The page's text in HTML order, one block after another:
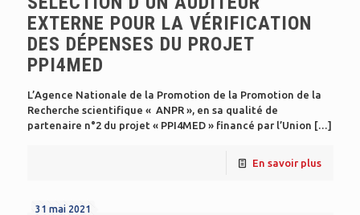
EXTERNE POUR LA VÉRIFICATION
DES DÉPENSES DU PROJET
PPI4MED
L’Agence Nationale de la Promotion de la Promotion de la
Recherche scientifique « ANPR », en sa qualité de
partenaire n°2 du projet « PPI4MED » financé par l’Union […]
En savoir plus
31 mai 2021